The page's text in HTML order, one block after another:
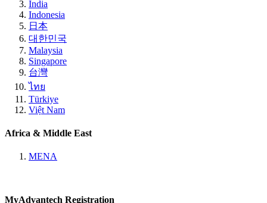
India
Indonesia
日本
대한민국
Malaysia
Singapore
台灣
ไทย
Türkiye
Việt Nam
Africa & Middle East
MENA
MyAdvantech Registration